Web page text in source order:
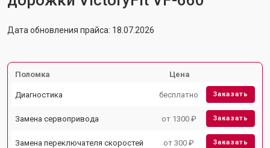
Дата обновления прайса: 18.07.2026
Поломка Цена
Диагностика бесплатно Заказать
Замена сервопривода от 1300 ₽ Заказать
Замена переключателя скоростей от 300 ₽ Заказать